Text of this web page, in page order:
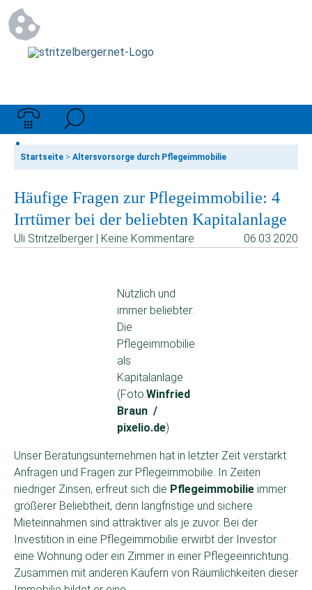
Startseite > Altersvorsorge durch Pflegeimmobilie
Häufige Fragen zur Pflegeimmobilie: 4
Irrtümer bei der beliebten Kapitalanlage
Uli Stritzelberger | Keine Kommentare 06.03.2020
Nützlich und
immer beliebter:
Die
Pflegeimmobilie
als
Kapitalanlage
(Foto:Winfried
Braun /
pixelio.de)
Unser Beratungsunternehmen hat in letzter Zeit verstärkt
Anfragen und Fragen zur Pflegeimmobilie. In Zeiten
niedriger Zinsen, erfreut sich die Pflegeimmobilie immer
größerer Beliebtheit, denn langfristige und sichere
Mieteinnahmen sind attraktiver als je zuvor. Bei der
Investition in eine Pflegeimmobilie erwirbt der Investor
eine Wohnung oder ein Zimmer in einer Pflegeeinrichtung.
Zusammen mit anderen Käufern von Räumlichkeiten dieser